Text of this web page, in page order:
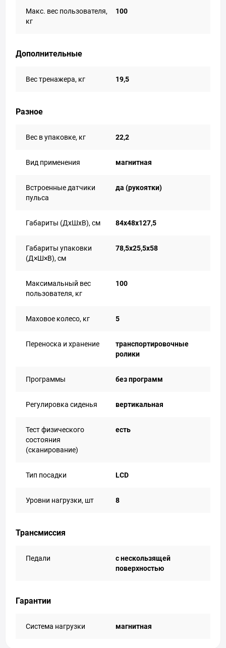
Макс. вес пользователя,
кг
100
Дополнительные
Вес тренажера, кг 19,5
Разное
Вес в упаковке, кг 22,2
Вид применения магнитная
Встроенные датчики
пульса
да (рукоятки)
Габариты (ДхШхВ), см 84х48х127,5
Габариты упаковки
(Д×Ш×В), см
78,5x25,5x58
Максимальный вес
пользователя, кг
100
Маховое колесо, кг 5
Переноска и хранение
транспортировочные
ролики
Прoграммы без программ
Регулировка сиденья вертикальная
Тест физического
состояния
(сканирование)
есть
Тип посадки LCD
Уровни нагрузки, шт 8
Трансмиссия
Педали
с нескользящей
поверхностью
Гарантии
Система нагрузки магнитная